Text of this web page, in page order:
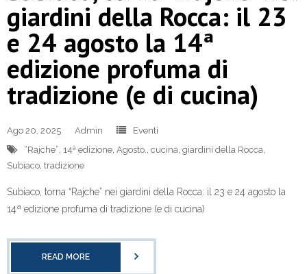
giardini della Rocca: il 23
e 24 agosto la 14ª
edizione profuma di
tradizione (e di cucina)
Ago 20, 2025 Admin
Eventi
“Rajche” 14ª edizione Agosto. cucina giardini della Rocca
Subiaco tradizione
Subiaco, torna “Rajche” nei giardini della Rocca: il 23 e 24 agosto la
14ª edizione profuma di tradizione (e di cucina)
READ MORE